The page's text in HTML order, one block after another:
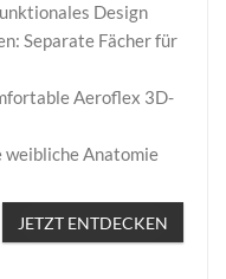
Design
Separate Fächer für
Aeroflex 3D-
weibliche Anatomie
JETZT ENTDECKEN